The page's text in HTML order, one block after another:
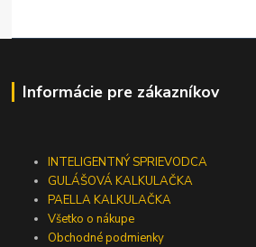
Informácie pre zákazníkov
INTELIGENTNÝ SPRIEVODCA
GULÁŠOVÁ KALKULAČKA
PAELLA KALKULAČKA
Všetko o nákupe
Obchodné podmienky